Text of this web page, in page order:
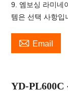
9. 엠보싱 라미네
템은 선택 사항입
 Email
YD-PL600C